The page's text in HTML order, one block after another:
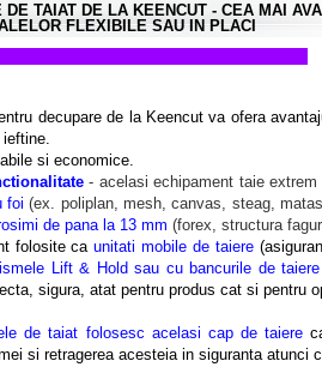
DE TAIAT DE LA KEENCUT - CEA MAI
FLEXIBILE SAU IN PLACI
decupare de la Keencut va ofera
si economice.
- acelasi echipament taie
foi (ex. poliplan, mesh, canvas, steag,
de pana la 13 mm (forex, structura
folosite caunitati mobile de taiere
Lift & Hold sau cu bancurile de
sigura, atat pentru produs cat si pentru
de taiat folosesc acelasi cap de taiere
si retragerea acesteia in siguranta atunci